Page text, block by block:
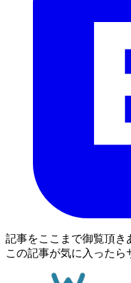
記事をここまで御覧頂き
この記事が気に入ったら